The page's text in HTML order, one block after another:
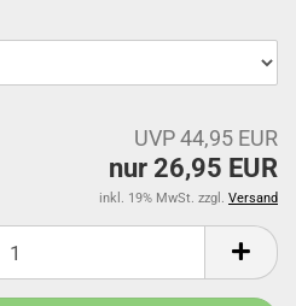
UVP 44,95 EUR
nur 26,95 EUR
inkl. 19% MwSt. zzgl. Versand